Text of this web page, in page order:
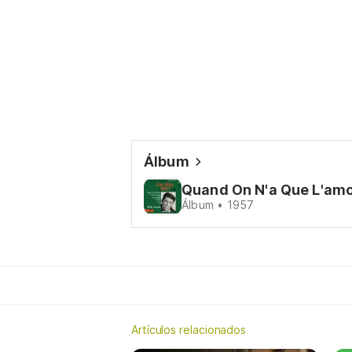
Álbum
Quand On N'a Que
Álbum • 1957
Artículos relacionados